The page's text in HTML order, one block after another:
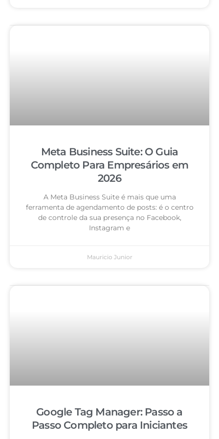
Meta Business Suite: O Guia
Completo Para Empresários em
2026
A Meta Business Suite é mais que uma
ferramenta de agendamento de posts: é o centro
de controle da sua presença no Facebook,
Instagram e
Mauricio Junior
Google Tag Manager: Passo a
Passo Completo para Iniciantes